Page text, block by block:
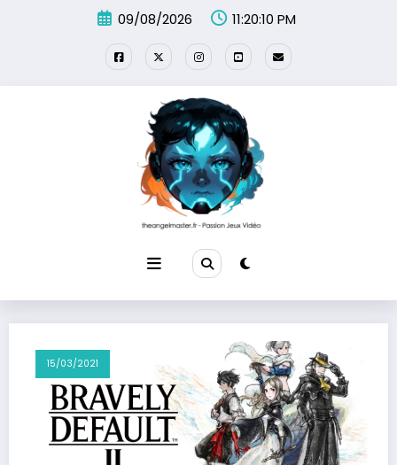
09/08/2026 11:20:10 PM
15/03/2021